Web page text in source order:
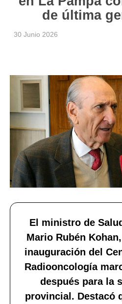
de última
30 Junio 2026
El ministro de
Mario Rubén
inauguración del
Radiooncología
después para la
provincial. Destacó